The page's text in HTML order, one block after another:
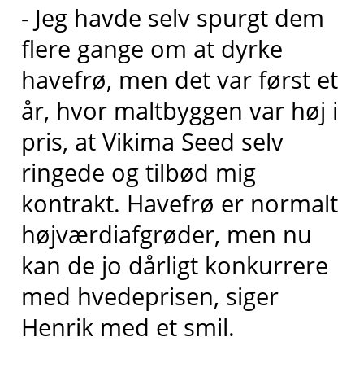
- Jeg havde selv spurgt dem
flere gange om at dyrke
havefrø, men det var først et
år, hvor maltbyggen var høj i
pris, at Vikima Seed selv
ringede og tilbød mig
kontrakt. Havefrø er normalt
højværdiafgrøder, men nu
kan de jo dårligt konkurrere
med hvedeprisen, siger
Henrik med et smil.